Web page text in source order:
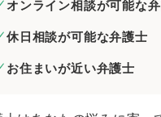
オンライン相談が可能な
休日相談が可能な弁護士
お住まいが近い弁護士